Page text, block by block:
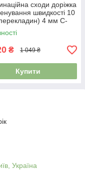
сходи доріжка
швидкості 10
4 мм C-
₴ 1 049 ₴
Купити
Україна